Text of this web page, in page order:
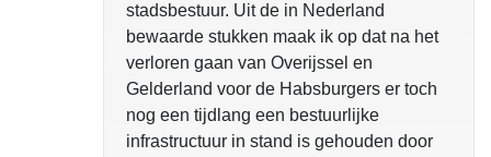
stadsbestuur. Uit de in Nederland
bewaarde stukken maak ik op dat na het
verloren gaan van Overijssel en
Gelderland voor de Habsburgers er toch
nog een tijdlang een bestuurlijke
infrastructuur in stand is gehouden door